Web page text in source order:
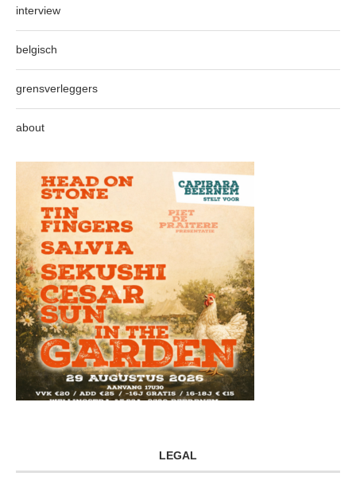
interview
belgisch
grensverleggers
about
LEGAL